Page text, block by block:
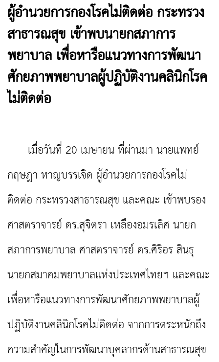
ผู้อำนวยการกองโรคไม่ติดต่อ กระทรวง
สาธารณสุข เข้าพบนายกสภาการ
พยาบาล เพื่อหารือแนวทางการพัฒนา
ศักยภาพพยาบาลผู้ปฏิบัติงานคลินิกโรค
ไม่ติดต่อ
เมื่อวันที่ 20 เมษายน ที่ผ่านมา นายแพทย์
กฤษฎา หาญบรรเจิด ผู้อำนวยการกองโรคไม่
ติดต่อ กระทรวงสาธารณสุข และคณะ เข้าพบรอง
ศาสตราจารย์ ดร.สุจิตรา เหลืองอมรเลิศ นายก
สภาการพยาบาล ศาสตราจารย์ ดร.ศิริอร สินธุ
นายกสมาคมพยาบาลแห่งประเทศไทยฯ และคณะ
เพื่อหารือแนวทางการพัฒนาศักยภาพพยาบาลผู้
ปฏิบัติงานคลินิกโรคไม่ติดต่อ จากการตระหนักถึง
ความสำคัญในการพัฒนาบุคลากรด้านสาธารณสุข